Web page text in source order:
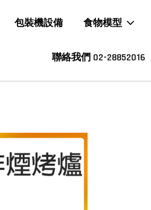
包裝機設備 食物模型
聯絡我們 02-28852016